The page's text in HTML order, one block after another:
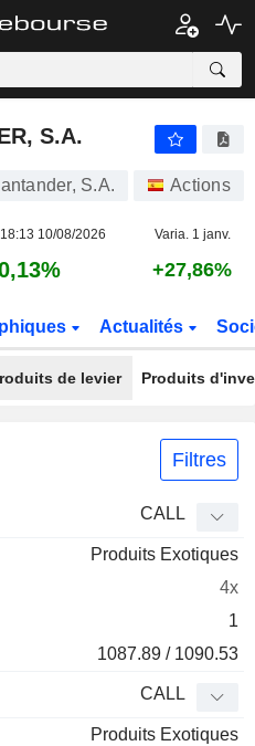
S.A.
S.A. Actions
10/08/2026 Varia. 1 janv.
+27,86%
Actualités
de levier Produits
Filtres
Cours
CALL
Produits Exotiques
4x
1
1087.89 / 1090.53
CALL
Produits Exotiques